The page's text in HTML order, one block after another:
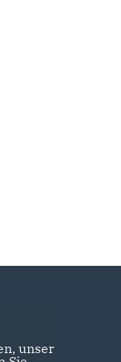
unser